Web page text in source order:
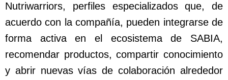
Nutriwarriors, perfiles especializados que, de
acuerdo con la compañía, pueden integrarse de
forma activa en el ecosistema de SABIA,
recomendar productos, compartir conocimiento
y abrir nuevas vías de colaboración alrededor